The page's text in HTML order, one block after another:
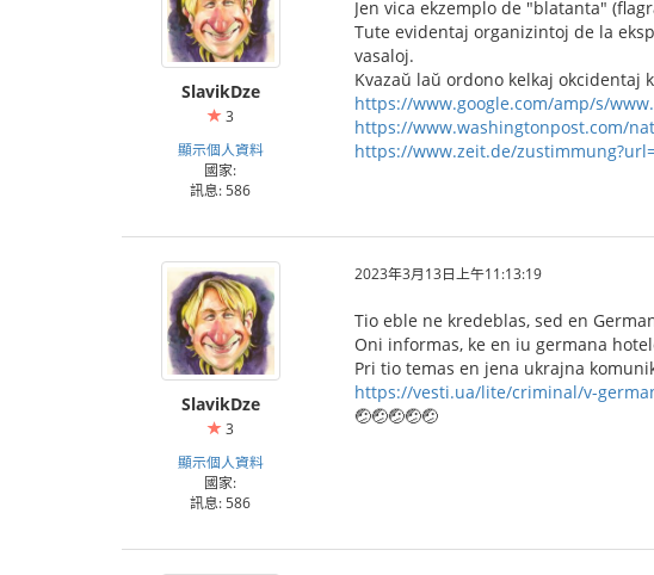
SlavikDze
3
顯示個人資料
國家:
訊息: 586
Jen vica ekzemplo de "blatanta"
Tute evidentaj organizintoj de la
vasaloj.
Kvazaŭ laŭ ordono kelkaj
https://www.google.com/amp/s/
https://www.washingtonpost.com/
https://www.zeit.de/
SlavikDze
3
顯示個人資料
國家:
訊息: 586
2023年3月13日上午11:13:19
Tio eble ne kredeblas, sed en
Oni informas, ke en iu germana
Pri tio temas en jena ukrajna
https://vesti.ua/lite/criminal/v-
🤕🤕🤕🤕🤕